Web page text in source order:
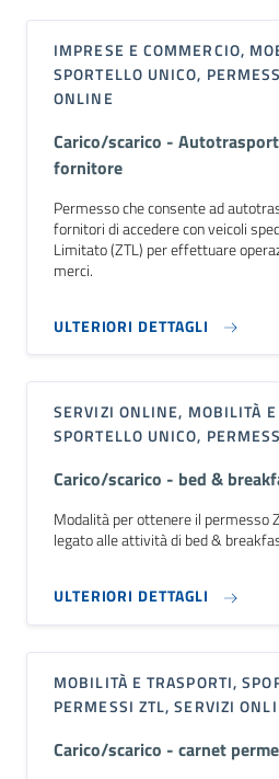
IMPRESE E COMMERCIO,
SPORTELLO UNICO,
ONLINE
Carico/scarico -
fornitore
Permesso che consente ad
fornitori di accedere con veicoli
Limitato (ZTL) per effettuare
merci.
ULTERIORI DETTAGLI
SERVIZI ONLINE, MOBILITÀ E
SPORTELLO UNICO,
Carico/scarico - bed &
Modalità per ottenere il permesso
legato alle attività di bed &
ULTERIORI DETTAGLI
MOBILITÀ E TRASPORTI,
PERMESSI ZTL, SERVIZI
Carico/scarico - carnet